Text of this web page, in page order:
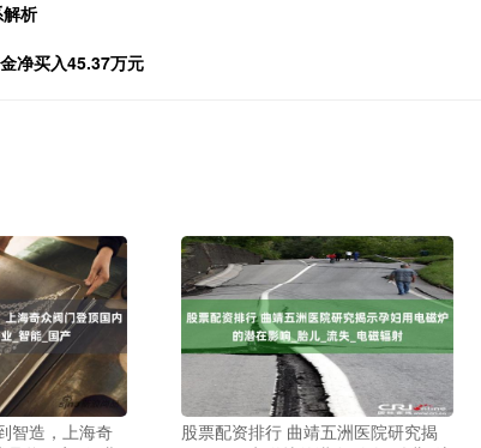
析
净买入45.37万元
智造，上海奇
股票配资排行 曲靖五洲医院研究揭